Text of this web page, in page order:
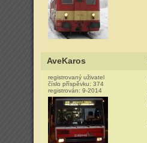
AveKaros
registrovaný uživatel
číslo příspěvku: 374
registrován: 9-2014